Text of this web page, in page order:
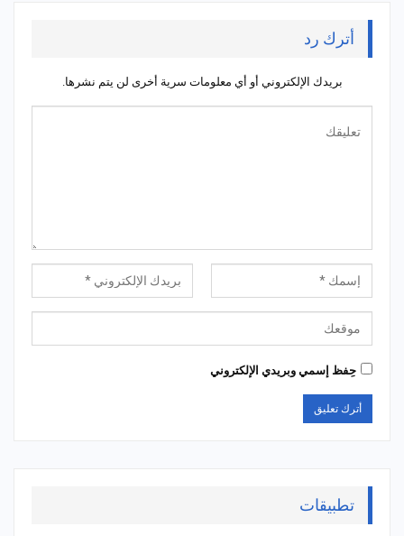
أترك رد
بريدك الإلكتروني أو أي معلومات سرية أخرى لن يتم نشرها.
حِفظ إسمي وبريدي الإلكتروني
تطبيقات